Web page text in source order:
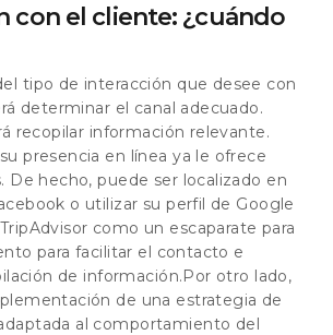
con el cliente: ¿cuándo
tipo de interacción que desee con
determinar el canal adecuado.
recopilar información relevante.
presencia en línea ya le ofrece
De hecho, puede ser localizado en
o utilizar su perfil de Google
como un escaparate para
para facilitar el contacto e
de información.Por otro lado,
de una estrategia de
al comportamiento del